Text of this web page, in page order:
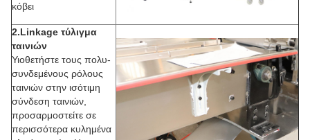
κόβει
2.Linkage τύλιγμα
ταινιών
Υιοθετήστε τους πολυ-
συνδεμένους ρόλους
ταινιών στην ισότιμη
σύνδεση ταινιών,
προσαρμοστείτε σε
περισσότερα κυλημένα